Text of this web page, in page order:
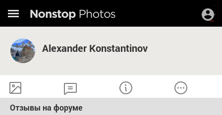
Alexander Konstantinov
Отзывы на форуме